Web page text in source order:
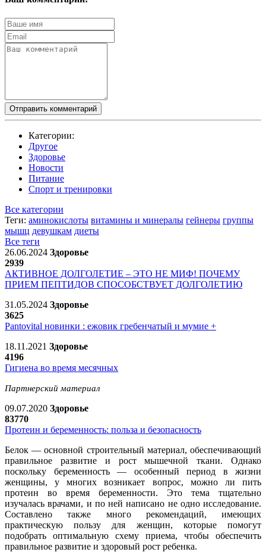
Отправить комментарий
Категории:
Другое
Здоровье
Новости
Питание
Спорт и тренировки
Все категории
Теги: аминокислоты витамины и минералы гейнеры группы
мышц девушкам диеты
Все теги
26.06.2024 Здоровье
2939
АКТИВНОЕ ДОЛГОЛЕТИЕ – ЭТО НЕ МИФ! ПОЧЕМУ
ПРИЕМ ПЕПТИДОВ СПОСОБСТВУЕТ ДОЛГОЛЕТИЮ
31.05.2024 Здоровье
3625
Pantovital новинки : ежовик гребенчатый и мумие +
18.11.2021 Здоровье
4196
Гигиена во время месячных
Партнерский материал
09.07.2020 Здоровье
83770
Протеин и беременность: польза и безопасность
Белок — основной строительный материал, обеспечивающий
правильное развитие и рост мышечной ткани. Однако
поскольку беременность — особенный период в жизни
женщины, у многих возникает вопрос, можно ли пить
протеин во время беременности. Это тема тщательно
изучалась врачами, и по ней написано не одно исследование.
Составлено также много рекомендаций, имеющих
практическую пользу для женщин, которые помогут
подобрать оптимальную схему приема, чтобы обеспечить
правильное развитие и здоровый рост ребенка.